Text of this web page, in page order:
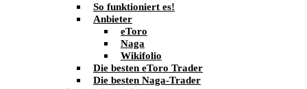
So funktioniert es!
Anbieter
eToro
Naga
Wikifolio
Die besten eToro Trader
Die besten Naga-Trader